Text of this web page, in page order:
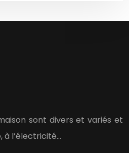
sont divers et variés et
l’électricité…